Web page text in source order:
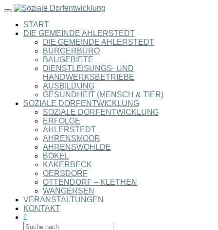
Toggle
navigationSTART
DIE GEMEINDE AHLERSTEDT
DIE GEMEINDE AHLERSTEDT
BÜRGERBÜRO
BAUGEBIETE
DIENSTLEISUNGS- UND
HANDWERKSBETRIEBE
AUSBILDUNG
GESUNDHEIT (MENSCH & TIER)
SOZIALE DORFENTWICKLUNG
SOZIALE DORFENTWICKLUNG
ERFOLGE
AHLERSTEDT
AHRENSMOOR
AHRENSWOHLDE
BOKEL
KAKERBECK
OERSDORF
OTTENDORF – KLETHEN
WANGERSEN
VERANSTALTUNGEN
KONTAKT
SEARCH
ICON